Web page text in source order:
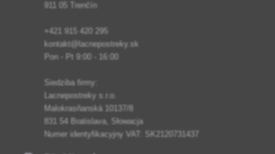
911 05 Trenčín
+421 915 420 295
kontakt@lacnepostreky.sk
Pon - Pt 9:00 - 16:00
Siedziba firmy:
Lacnepostreky s.r.o.
Malokrasňanská 10137/8
831 54 Bratislava, Słowacja
Numer identyfikacyjny VAT: SK2120731437